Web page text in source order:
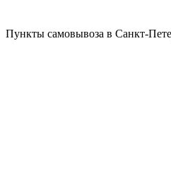
Пункты самовывоза в Санкт-